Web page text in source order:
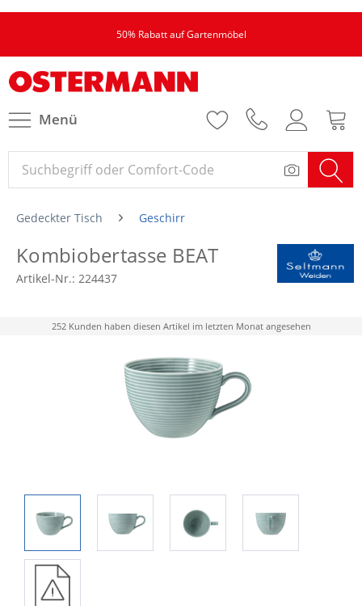
50% Rabatt auf Gartenmöbel
Menü
Gedeckter Tisch Geschirr
Kombiobertasse BEAT
Artikel-Nr.: 224437
252 Kunden haben diesen Artikel im letzten Monat angesehen